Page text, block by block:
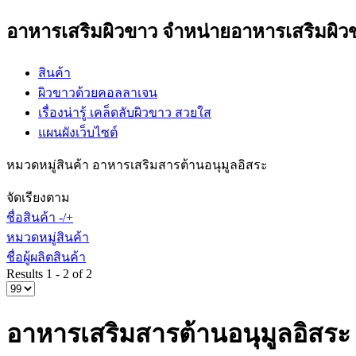
อาหารเสริมผิวขาว จำหน่ายอาหารเสริมผิว
สินค้า
ผิวขาวด้วยคอลลาเจน
เรื่องน่ารู้ เคล็ดลับผิวขาว สวยใส
แผนผังเว็บไซต์
หมวดหมู่สินค้า อาหารเสริมสารต้านอนุมูลอิสระ
จัดเรียงตาม
ชื่อสินค้า -/+
หมวดหมู่สินค้า
ชื่อผู้ผลิตสินค้า
Results 1 - 2 of 2
อาหารเสริมสารต้านอนุมูลอิสระ